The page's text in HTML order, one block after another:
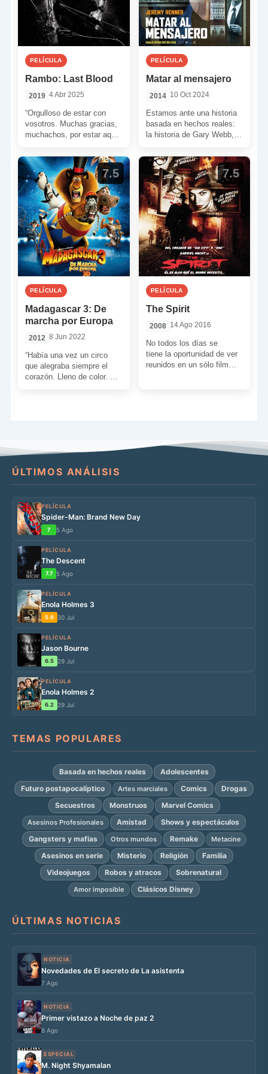
PELÍCULA
Rambo: Last Blood
2019 4 Abr 2025
“Orgulloso de estar con
vosotros. Muchas gracias,
muchachos, por estar aquí
Los amo a todos como […]
PELÍCULA
Matar al mensajero
2014 10 Oct 2024
Estamos ante una historia
basada en hechos reales:
la historia de Gary Webb,
pequeño. Gary […]
7.5
PELÍCULA
Madagascar 3: De
marcha por Europa
2012 8 Jun 2022
“Había una vez un circo
que alegraba siempre el
corazón. Lleno de color. Un
7.5
PELÍCULA
The Spirit
2008 14 Ago 2016
No todos los días se
tiene la oportunidad de ver
reunidos en un sólo film
ÚLTIMOS ANÁLISIS
PELÍCULA
Spider-Man: Brand New Day
7 5 Ago
PELÍCULA
The Descent
7.7 5 Ago
PELÍCULA
Enola Holmes 3
5.6 30 Jul
PELÍCULA
Jason Bourne
6.5 29 Jul
PELÍCULA
Enola Holmes 2
6.2 29 Jul
TEMAS POPULARES
Basada en hechos reales
Adolescentes
Futuro postapocalíptico
Artes marciales Comics
Drogas
Secuestros
Monstruos Marvel Comics
Asesinos Profesionales Amistad
Shows y espectáculos
Gangsters y mafias
Otros mundos Remake Metacine
Asesinos en serie Misterio Religión
Familia
Videojuegos
Robos y atracos Sobrenatural
Amor imposible Clásicos Disney
ÚLTIMAS NOTICIAS
NOTICIA
Novedades de El secreto de La asistenta
7 Ago
NOTICIA
Primer vistazo a Noche de paz 2
6 Ago
ESPECIAL
M. Night Shyamalan